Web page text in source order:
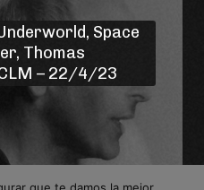
Space
Thomas
– 22/4/23